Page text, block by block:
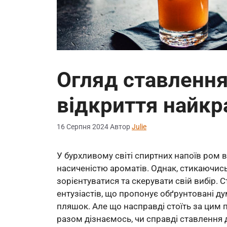
Огляд
відкриття
16 Серпня 2024АвторJulie
У бурхливому світі спиртних напоїв ром
насиченістю ароматів. Однак,
зорієнтуватися та скерувати свій
ентузіастів, що пропонує обґрунтовані
пляшок. Але що насправді стоїть за цим
разом дізнаємось, чи справді